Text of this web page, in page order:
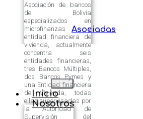
Asociación de bancos
de Bolivia
especializados en
microfinanzas y
entidad financiera de
vivienda, actualmente
concentra seis
entidades financieras,
tres Bancos Múltiples,
dos Bancos Pymes y
una Entidad financiera
de Vivienda, todas
ellas supervisadas por
la Autoridad de
Supervisión del
Asociadas
Inicio
Nosotros